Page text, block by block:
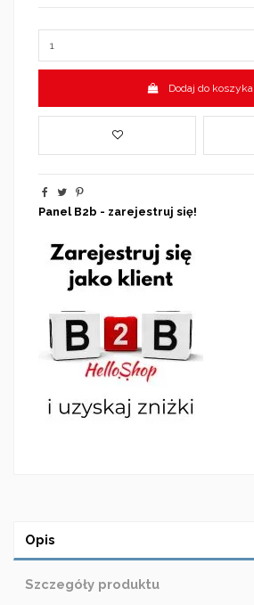
Dodaj do koszyka
Panel B2b - zarejestruj się!
Opis
Szczegóły produktu